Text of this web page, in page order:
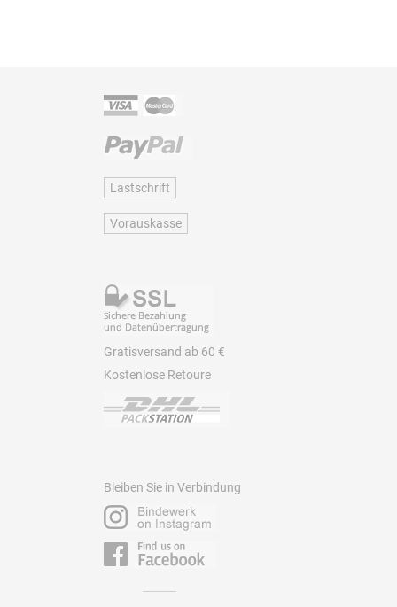
Lastschrift
Vorauskasse
Gratisversand ab 60 €
Kostenlose Retoure
Bleiben Sie in Verbindung